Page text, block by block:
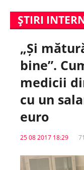
E-Sănătate
E-Sănătate Medici
E-Sănătate
Tuberculoza Info
Centrul PAS
ŞTIRI
„Și
bine”.
medicii
cu un
euro
25 08 2017 18:29